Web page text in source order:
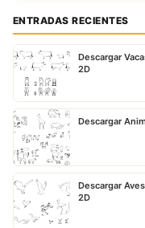
ENTRADAS RECIENTES
Descargar
2D
Descargar
Descargar
2D